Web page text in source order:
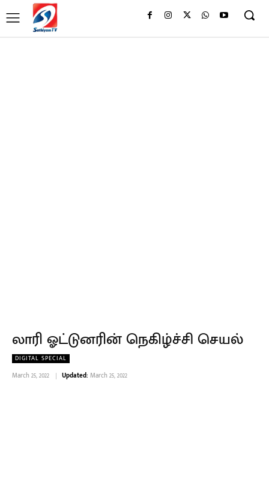
லாரி ஓட்டுனரின் நெகிழ்ச்சி செயல்
DIGITAL SPECIAL
March 25, 2022 Updated: March 25, 2022